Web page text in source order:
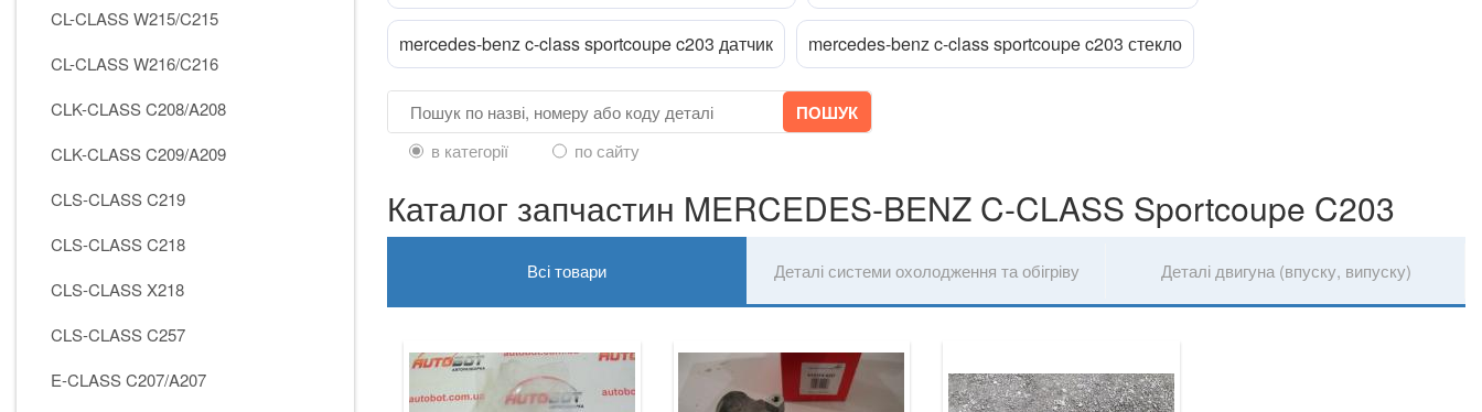
CL-CLASS W215/C215
CL-CLASS W216/C216
CLK-CLASS C208/A208
CLK-CLASS C209/A209
CLS-CLASS C219
CLS-CLASS C218
CLS-CLASS X218
CLS-CLASS C257
E-CLASS C207/A207
mercedes-benz c-class sportcoupe c203 датчик mercedes-benz c-class sportcoupe c203 стекло
в категорії по сайту
Каталог запчастин MERCEDES-BENZ C-CLASS Sportcoupe C203
Всі товари Деталі системи охолодження та обігріву Деталі двигуна (впуску, випуску)